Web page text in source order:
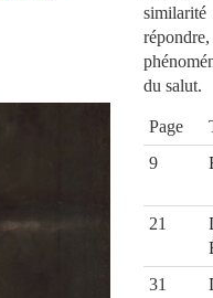
similarité
du salut.
Page
9
21
31